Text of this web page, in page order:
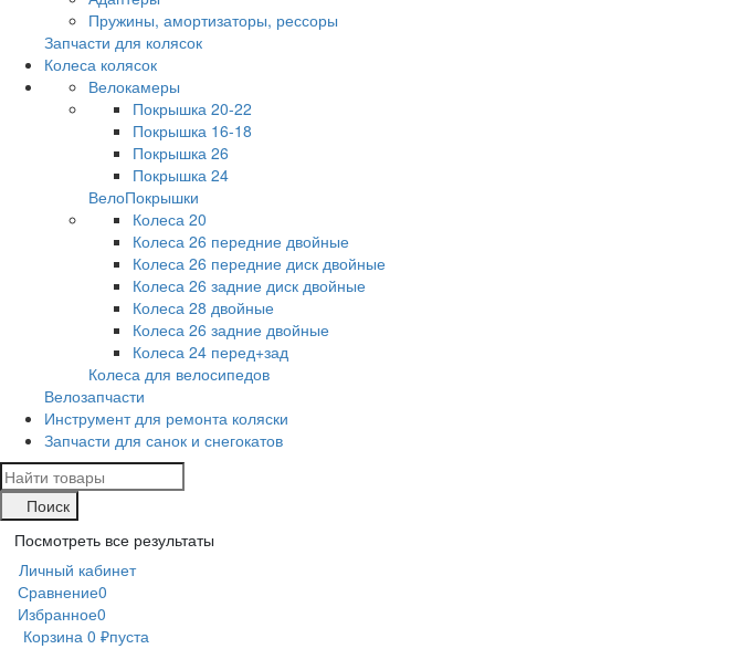
Пружины, амортизаторы, рессоры
Запчасти для колясок
Колеса колясок
Велокамеры
Покрышка 20-22
Покрышка 16-18
Покрышка 26
Покрышка 24
ВелоПокрышки
Колеса 20
Колеса 26 передние двойные
Колеса 26 передние диск двойные
Колеса 26 задние диск двойные
Колеса 28 двойные
Колеса 26 задние двойные
Колеса 24 перед+зад
Колеса для велосипедов
Велозапчасти
Инструмент для ремонта коляски
Запчасти для санок и снегокатов
Поиск
Посмотреть все результаты
Личный кабинет
Сравнение0
Избранное0
Корзина 0 ₽пуста